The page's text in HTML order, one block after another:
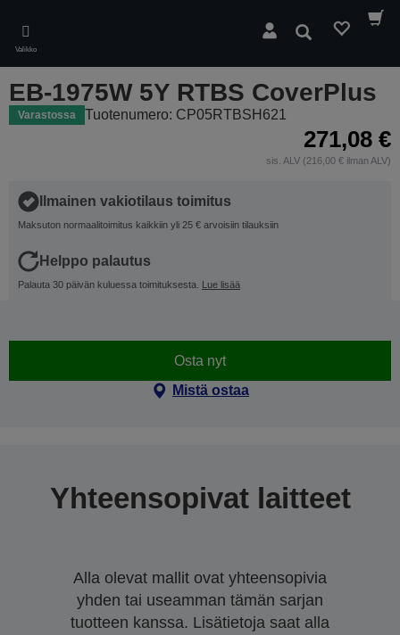
main
content
Valikko
Hae
EB-1975W 5Y RTBS CoverPlus
Varastossa Tuotenumero: CP05RTBSH621
271,08 €
sis. ALV (216,00 € ilman ALV)
Ilmainen vakiotilaus toimitus
Maksuton normaalitoimitus kaikkiin yli 25 € arvoisiin tilauksiin
Helppo palautus
Palauta 30 päivän kuluessa toimituksesta. Lue lisää
Osta nyt
Mistä ostaa
Yhteensopivat laitteet
Alla olevat mallit ovat yhteensopivia
yhden tai useamman tämän sarjan
tuotteen kanssa. Lisätietoja saat alla